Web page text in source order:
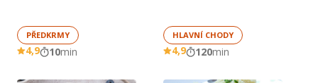
PŘEDKRMY
4,9 10min
HLAVNÍ CHODY
4,9 120min